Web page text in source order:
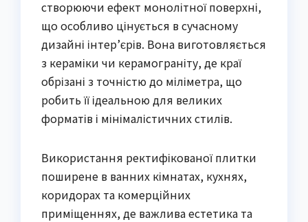
створюючи ефект монолітної поверхні,
що особливо цінується в сучасному
дизайні інтер’єрів. Вона виготовляється
з кераміки чи керамограніту, де краї
обрізані з точністю до міліметра, що
робить її ідеальною для великих
форматів і мінімалістичних стилів.
Використання ректифікованої плитки
поширене в ванних кімнатах, кухнях,
коридорах та комерційних
приміщеннях, де важлива естетика та